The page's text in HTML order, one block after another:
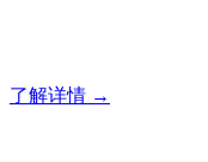
了解详情 →